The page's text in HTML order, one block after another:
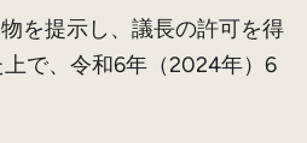
を提示し、議長の許可を得
で、令和6年（2024年）6